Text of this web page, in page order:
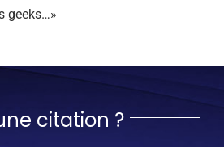
geeks…»
citation ?